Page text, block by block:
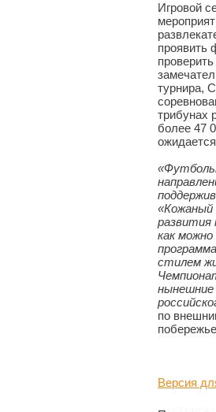
Игровой
проявить
турнира,
трибунах
более 47
«Кожаный
развития
как
стилем
по
Версия